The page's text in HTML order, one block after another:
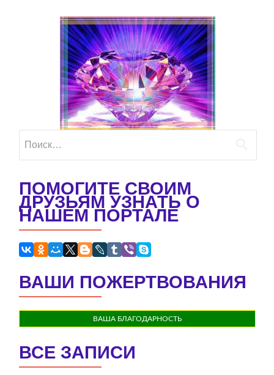
записям
ПОМОГИТЕ СВОИМ
ДРУЗЬЯМ УЗНАТЬ О
НАШЕМ ПОРТАЛЕ
ВАШИ ПОЖЕРТВОВАНИЯ
ВАША БЛАГОДАРНОСТЬ
ВСЕ ЗАПИСИ